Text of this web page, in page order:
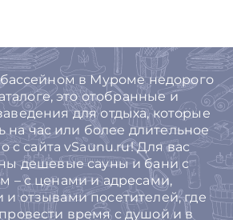
в Муроме недорого
это отобранные и
для отдыха, которые
на час или более длительное
с сайта vSaunu.ru! Для вас
дешевые сауны и бани с
– с ценами и адресами,
отзывами посетителей, где
время с душой и в